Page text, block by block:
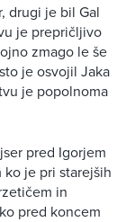
drugi je bil Gal
je prepričljivo
zmago le še
je osvojil Jaka
je popolnoma
pred Igorjem
ko je pri starejših
in
pred koncem